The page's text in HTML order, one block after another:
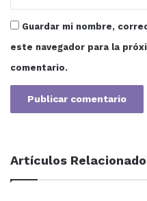
Guardar mi nombre,
este navegador para la
comentario.
Artículos